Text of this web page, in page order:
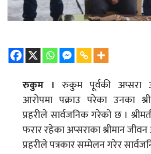
रुकुम । रुकुम पूर्वकी अप्सरा
आरोपमा पक्राउ परेका उनका
प्रहरीले सार्वजनिक गरेको छ ।
फरार रहेका अप्सराका श्रीमान
प्रहरीले पत्रकार सम्मेलन गरेर